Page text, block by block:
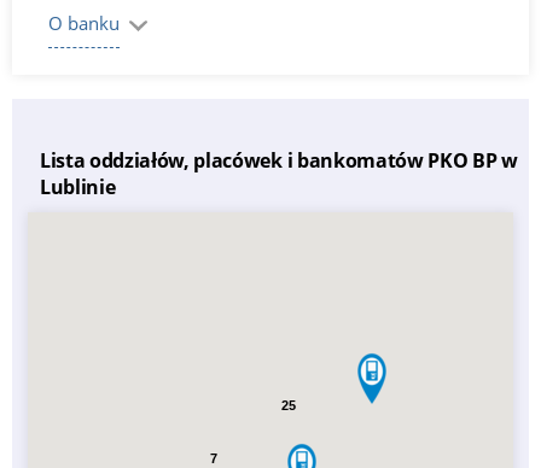
O banku
Lista oddziałów, placówek i bankomatów PKO BP w
Lublinie
25
7